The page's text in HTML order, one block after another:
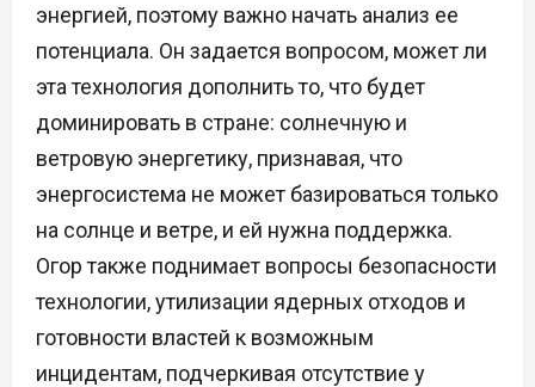
энергией, поэтому важно начать анализ ее
потенциала. Он задается вопросом, может ли
эта технология дополнить то, что будет
доминировать в стране: солнечную и
ветровую энергетику, признавая, что
энергосистема не может базироваться только
на солнце и ветре, и ей нужна поддержка.
Огор также поднимает вопросы безопасности
технологии, утилизации ядерных отходов и
готовности властей к возможным
инцидентам, подчеркивая отсутствие у